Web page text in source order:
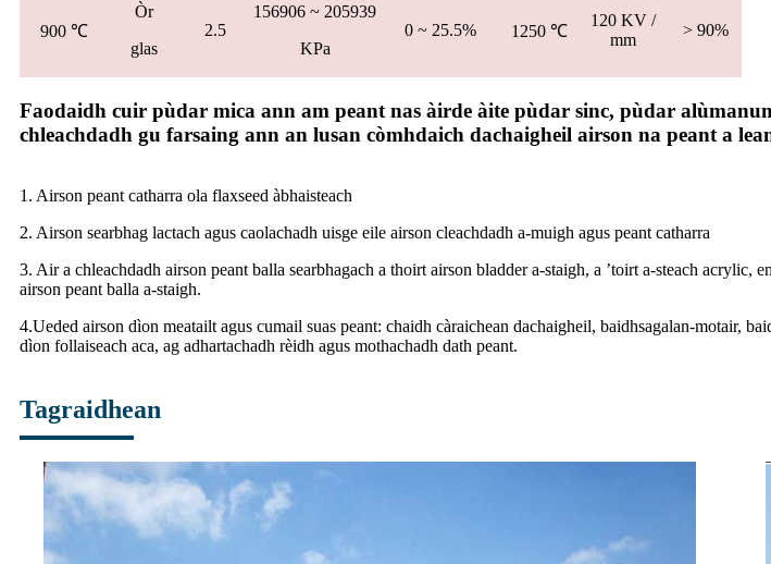
900 ℃
Òr
glas
2.5
156906 ~ 205939
KPa
0 ~ 25.5% 1250 ℃
120 KV /
mm
> 90%
Faodaidh cuir pùdar mica ann am peant nas àirde àite pùdar sinc, pùdar
chleachdadh gu farsaing ann an lusan còmhdaich dachaigheil airson na peant a
1. Airson peant catharra ola flaxseed àbhaisteach
2. Airson searbhag lactach agus caolachadh uisge eile airson cleachdadh a-muigh agus peant catharra
3. Air a chleachdadh airson peant balla searbhagach a thoirt airson bladder a-staigh, a ’toirt a-steach
airson peant balla a-staigh.
4.Ueded airson dìon meatailt agus cumail suas peant: chaidh càraichean dachaigheil, baidhsagalan-motair,
dìon follaiseach aca, ag adhartachadh rèidh agus mothachadh dath peant.
Tagraidhean